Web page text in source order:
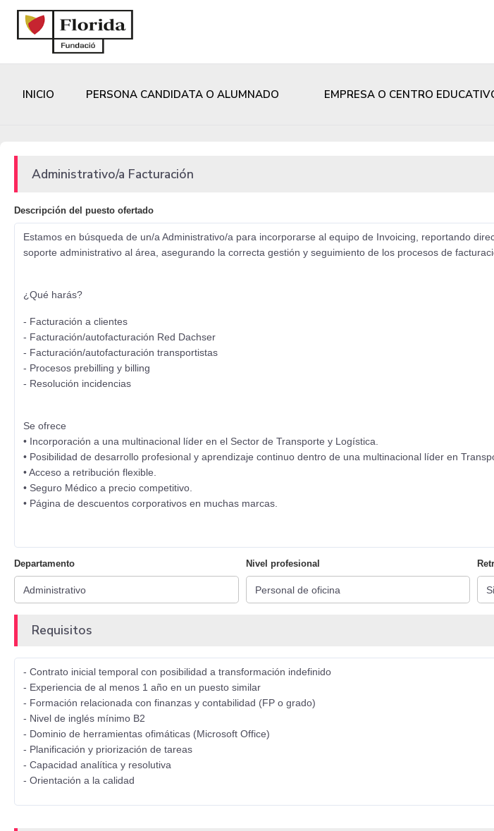
INICIO PERSONA CANDIDATA O ALUMNADO EMPRESA O CENTRO
Administrativo/a Facturación
Descripción del puesto ofertado
Estamos en búsqueda de un/a Administrativo/a para incorporarse al equipo de Invoicing, reportando
soporte administrativo al área, asegurando la correcta gestión y seguimiento de los procesos de
¿Qué harás?
- Facturación a clientes
- Facturación/autofacturación Red Dachser
- Facturación/autofacturación transportistas
- Procesos prebilling y billing
- Resolución incidencias
Se ofrece
• Incorporación a una multinacional líder en el Sector de Transporte y Logística.
• Posibilidad de desarrollo profesional y aprendizaje continuo dentro de una multinacional líder en
• Acceso a retribución flexible.
• Seguro Médico a precio competitivo.
• Página de descuentos corporativos en muchas marcas.
Departamento Nivel profesional
Requisitos
- Contrato inicial temporal con posibilidad a transformación indefinido
- Experiencia de al menos 1 año en un puesto similar
- Formación relacionada con finanzas y contabilidad (FP o grado)
- Nivel de inglés mínimo B2
- Dominio de herramientas ofimáticas (Microsoft Office)
- Planificación y priorización de tareas
- Capacidad analítica y resolutiva
- Orientación a la calidad